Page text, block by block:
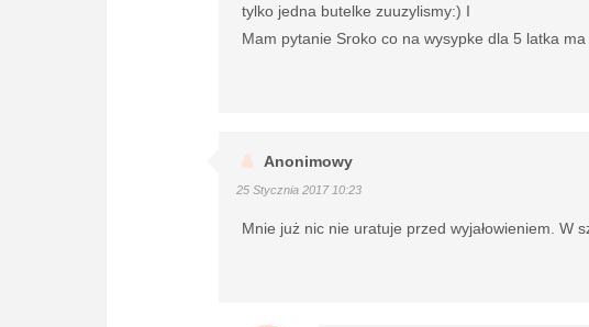
tylko jedna butelke zuuzylismy:) I
Mam pytanie Sroko co na wysypke dla 5 latka
Anonimowy
25 Stycznia 2017 10:23
Mnie już nic nie uratuje przed wyjałowieniem. W